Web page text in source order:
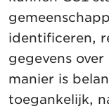
identificeren,
gegevens
manier is
toegankelijk,